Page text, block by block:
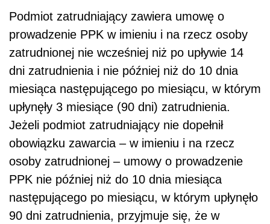
Podmiot zatrudniający zawiera umowę o
prowadzenie PPK w imieniu i na rzecz osoby
zatrudnionej nie wcześniej niż po upływie 14
dni zatrudnienia i nie później niż do 10 dnia
miesiąca następującego po miesiącu, w którym
upłynęły 3 miesiące (90 dni) zatrudnienia.
Jeżeli podmiot zatrudniający nie dopełnił
obowiązku zawarcia – w imieniu i na rzecz
osoby zatrudnionej – umowy o prowadzenie
PPK nie później niż do 10 dnia miesiąca
następującego po miesiącu, w którym upłynęło
90 dni zatrudnienia, przyjmuje się, że w